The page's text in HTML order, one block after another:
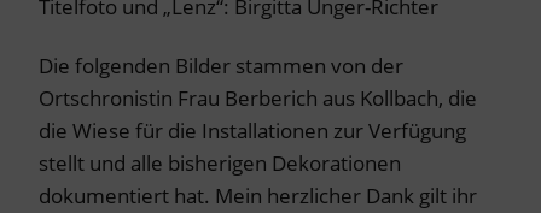
Titelfoto und „Lenz“: Birgitta Unger-Richter
Die folgenden Bilder stammen von der
Ortschronistin Frau Berberich aus Kollbach, die
die Wiese für die Installationen zur Verfügung
stellt und alle bisherigen Dekorationen
dokumentiert hat. Mein herzlicher Dank gilt ihr